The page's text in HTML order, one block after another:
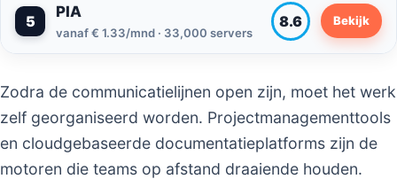
5
PIA
vanaf € 1.33/mnd · 33,000 servers
8.6 Bekijk
Zodra de communicatielijnen open zijn, moet het werk
zelf georganiseerd worden. Projectmanagementtools
en cloudgebaseerde documentatieplatforms zijn de
motoren die teams op afstand draaiende houden.